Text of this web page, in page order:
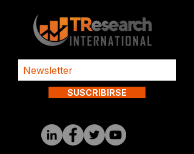
SUSCRIBIRSE